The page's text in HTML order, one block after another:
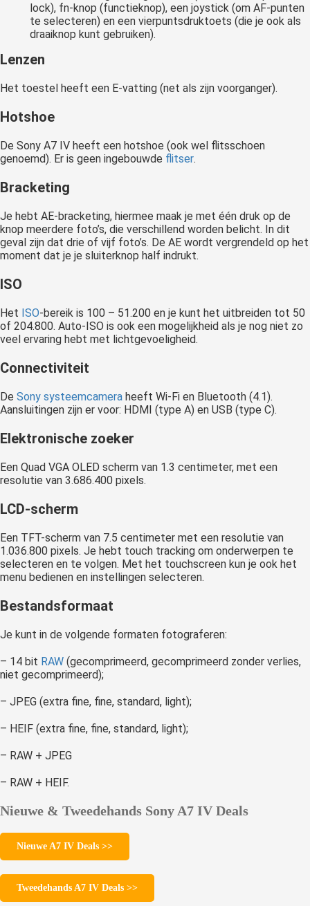
lock), fn-knop (functieknop), een joystick (om AF-punten
te selecteren) en een vierpuntsdruktoets (die je ook als
draaiknop kunt gebruiken).
Lenzen
Het toestel heeft een E-vatting (net als zijn voorganger).
Hotshoe
De Sony A7 IV heeft een hotshoe (ook wel flitsschoen
genoemd). Er is geen ingebouwde flitser.
Bracketing
Je hebt AE-bracketing, hiermee maak je met één druk op de
knop meerdere foto’s, die verschillend worden belicht. In dit
geval zijn dat drie of vijf foto’s. De AE wordt vergrendeld op het
moment dat je je sluiterknop half indrukt.
ISO
Het ISO-bereik is 100 – 51.200 en je kunt het uitbreiden tot 50
of 204.800. Auto-ISO is ook een mogelijkheid als je nog niet zo
veel ervaring hebt met lichtgevoeligheid.
Connectiviteit
De Sony systeemcamera heeft Wi-Fi en Bluetooth (4.1).
Aansluitingen zijn er voor: HDMI (type A) en USB (type C).
Elektronische zoeker
Een Quad VGA OLED scherm van 1.3 centimeter, met een
resolutie van 3.686.400 pixels.
LCD-scherm
Een TFT-scherm van 7.5 centimeter met een resolutie van
1.036.800 pixels. Je hebt touch tracking om onderwerpen te
selecteren en te volgen. Met het touchscreen kun je ook het
menu bedienen en instellingen selecteren.
Bestandsformaat
Je kunt in de volgende formaten fotograferen:
– 14 bit RAW (gecomprimeerd, gecomprimeerd zonder verlies,
niet gecomprimeerd);
– JPEG (extra fine, fine, standard, light);
– HEIF (extra fine, fine, standard, light);
– RAW + JPEG
– RAW + HEIF.
Nieuwe & Tweedehands Sony A7 IV Deals
Nieuwe A7 IV Deals >>
Tweedehands A7 IV Deals >>